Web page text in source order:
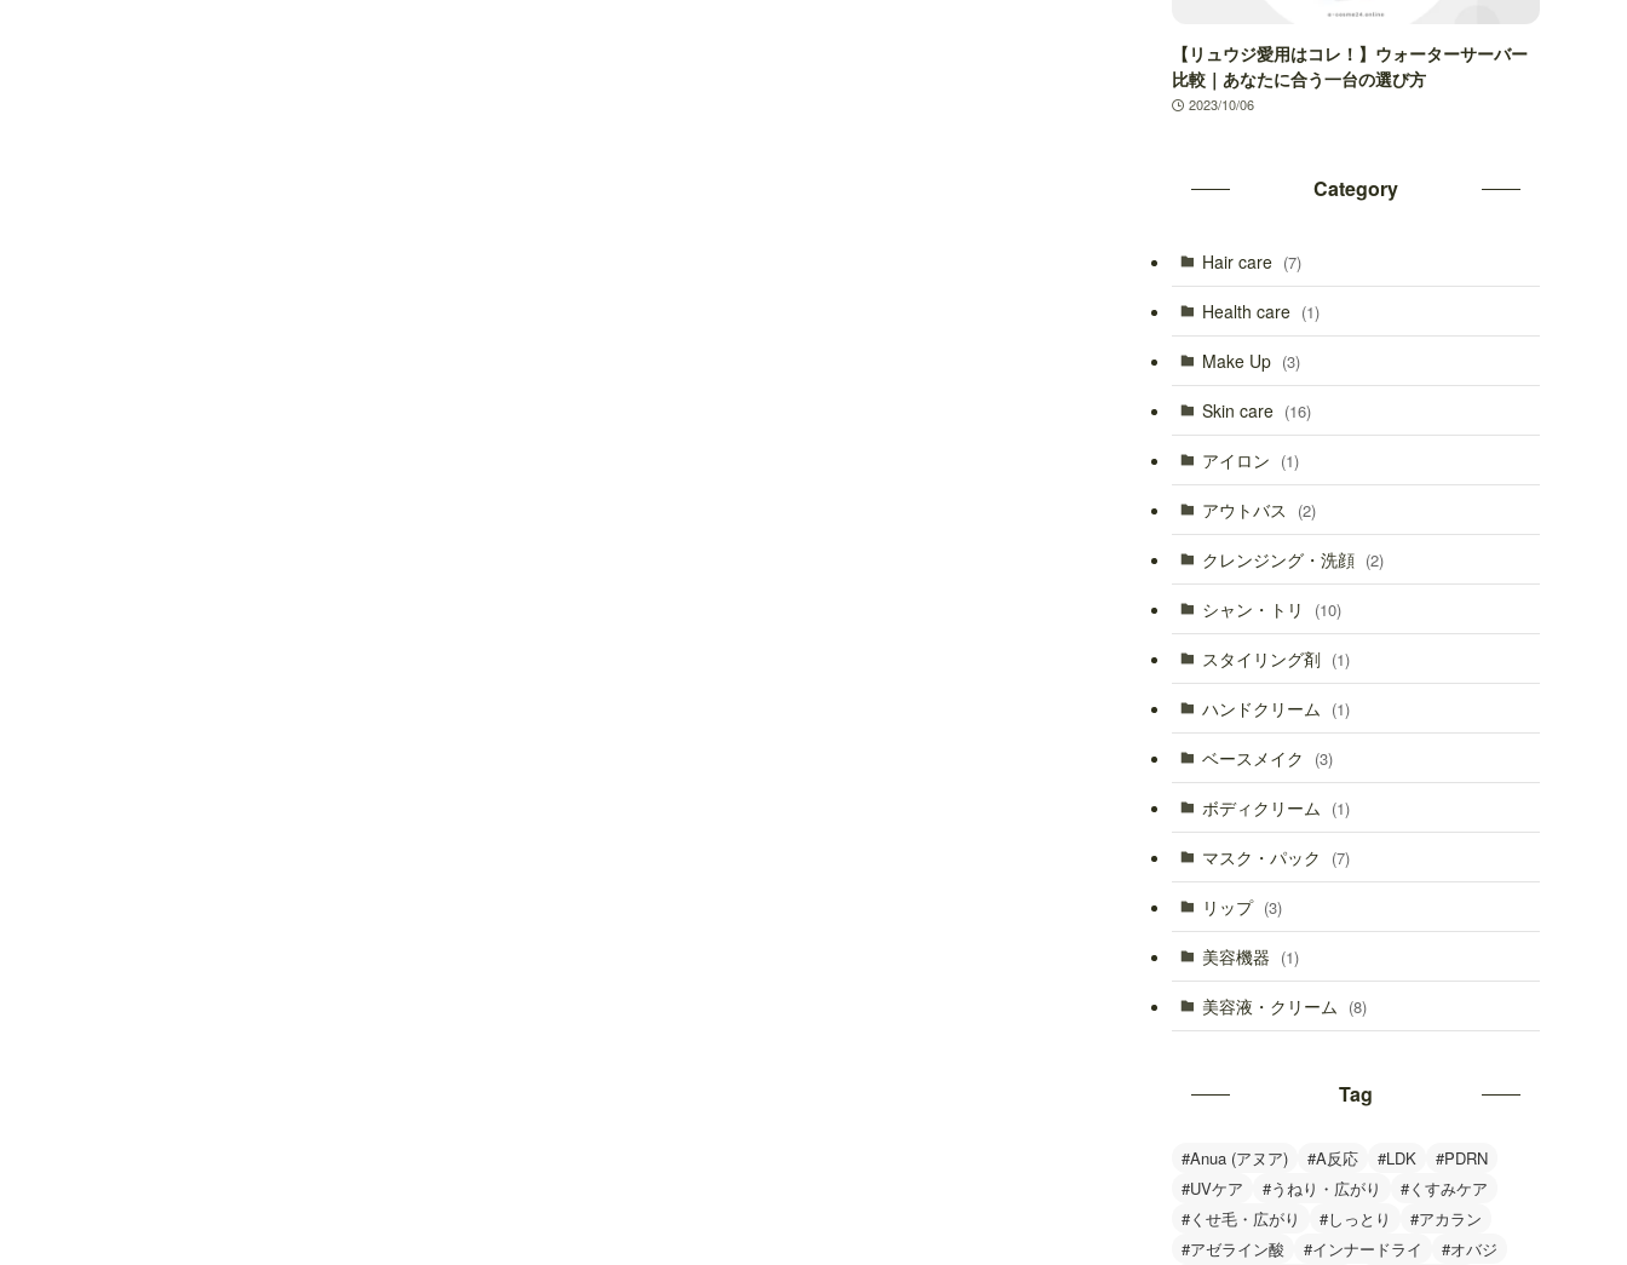
【リュウジ愛用はコレ！】ウォーターサーバー
比較｜あなたに合う一台の選び方
2023/10/06
Category
Hair care (7)
Health care (1)
Make Up (3)
Skin care (16)
アイロン (1)
アウトバス (2)
クレンジング・洗顔 (2)
シャン・トリ (10)
スタイリング剤 (1)
ハンドクリーム (1)
ベースメイク (3)
ボディクリーム (1)
マスク・パック (7)
リップ (3)
美容機器 (1)
美容液・クリーム (8)
Tag
#Anua (アヌア) #A反応 #LDK
#PDRN
#UVケア
#うねり・広がり
#くすみケア
#くせ毛・広がり
#しっとり
#アカラン
#アゼライン酸
#インナードライ #オバジ